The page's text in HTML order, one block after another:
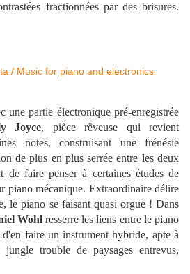
fractionnées par des brisures.
partie électronique pré-enregistrée
Joyce, pièce rêveuse qui revient
notes, construisant une frénésie
de plus en plus serrée entre les deux
de faire penser à certaines études de
piano mécanique. Extraordinaire délire
le piano se faisant quasi orgue ! Dans
Wohlresserre les liens entre le piano
faire un instrument hybride, apte à
trouble de paysages entrevus,